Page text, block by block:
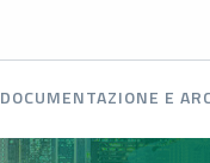
DOCUMENTAZIONE E